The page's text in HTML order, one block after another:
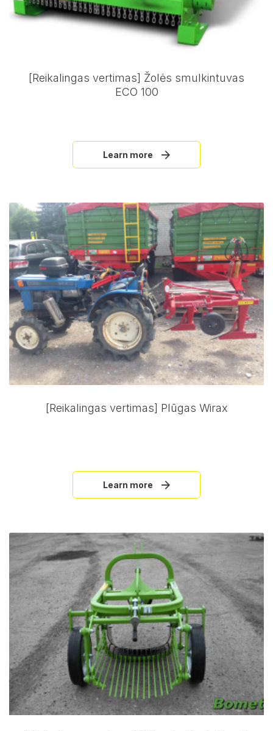
[Reikalingas vertimas] Žolės smulkintuvas
ECO 100
Learn more
[Reikalingas vertimas] Plūgas Wirax
Learn more